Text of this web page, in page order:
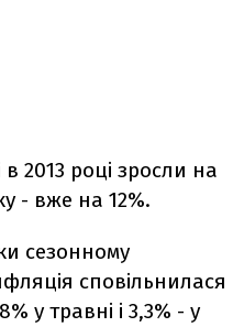
2013 році зросли на
- вже на 12%.
сезонному
сповільнилася
у травні і 3,3% - у